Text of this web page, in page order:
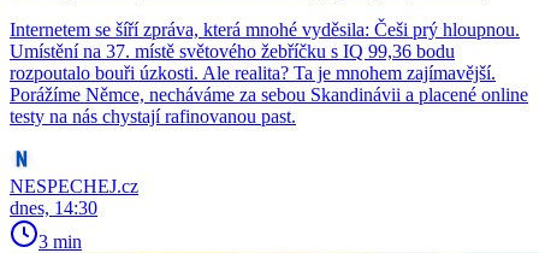
Internetem se šíří zpráva, která mnohé vyděsila: Češi prý hloupnou.
Umístění na 37. místě světového žebříčku s IQ 99,36 bodu
rozpoutalo bouři úzkosti. Ale realita? Ta je mnohem zajímavější.
Porážíme Němce, necháváme za sebou Skandinávii a placené online
testy na nás chystají rafinovanou past.
NESPECHEJ.cz
dnes, 14:30
3 min